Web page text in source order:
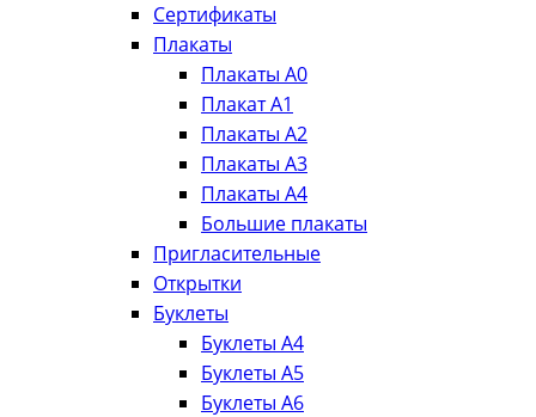
Сертификаты
Плакаты
Плакаты А0
Плакат А1
Плакаты А2
Плакаты А3
Плакаты А4
Большие плакаты
Пригласительные
Открытки
Буклеты
Буклеты А4
Буклеты А5
Буклеты А6